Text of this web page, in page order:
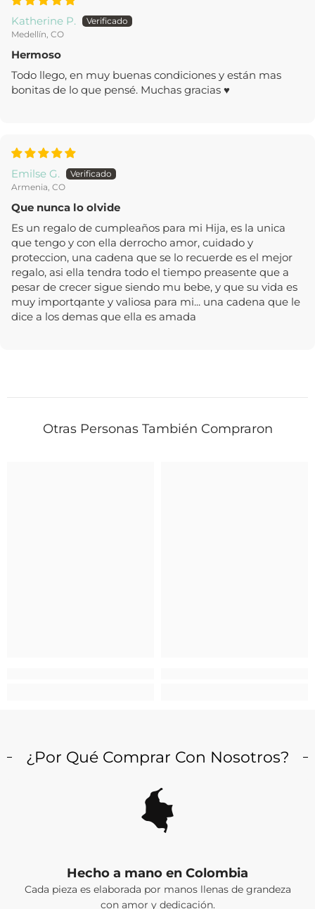
Katherine P.
Medellín, CO
Hermoso
Todo llego, en muy buenas condiciones y están mas
bonitas de lo que pensé. Muchas gracias ♥
Emilse G.
Armenia, CO
Que nunca lo olvide
Es un regalo de cumpleaños para mi Hija, es la unica
que tengo y con ella derrocho amor, cuidado y
proteccion, una cadena que se lo recuerde es el mejor
regalo, asi ella tendra todo el tiempo preasente que a
pesar de crecer sigue siendo mu bebe, y que su vida es
muy importqante y valiosa para mi... una cadena que le
dice a los demas que ella es amada
Otras Personas También Compraron
¿Por Qué Comprar Con Nosotros?
Hecho a mano en Colombia
Cada pieza es elaborada por manos llenas de grandeza
con amor y dedicación.